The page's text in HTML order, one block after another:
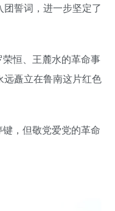
誓词，进一步坚定了
恒、王麓水的革命事
矗立在鲁南这片红色
，但敬党爱党的革命
社交账号登录
QQ登录